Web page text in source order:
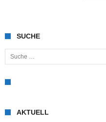
SUCHE
Suche nach:
AKTUELL